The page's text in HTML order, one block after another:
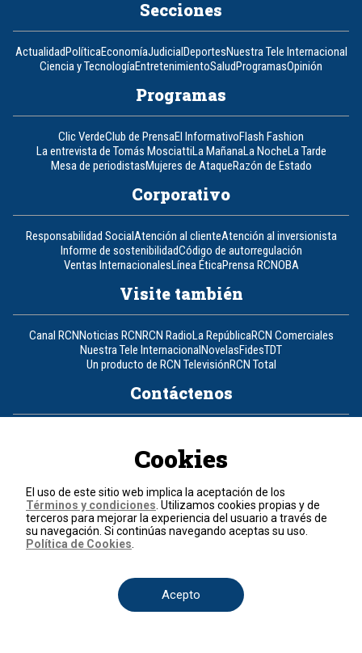
Secciones
ActualidadPolíticaEconomíaJudicialDeportesNuestra Tele Internacional
Ciencia y TecnologíaEntretenimientoSaludProgramasOpinión
Programas
Clic VerdeClub de PrensaEl InformativoFlash Fashion
La entrevista de Tomás MosciattiLa MañanaLa NocheLa Tarde
Mesa de periodistasMujeres de AtaqueRazón de Estado
Corporativo
Responsabilidad SocialAtención al clienteAtención al inversionista
Informe de sostenibilidadCódigo de autorregulación
Ventas InternacionalesLínea ÉticaPrensa RCNOBA
Visite también
Canal RCNNoticias RCNRCN RadioLa RepúblicaRCN Comerciales
Nuestra Tele InternacionalNovelasFidesTDT
Un producto de RCN TelevisiónRCN Total
Contáctenos
Política de cookies
Términos y condiciones
© 2026, RCN Medios.
Todos los derechos reservados.
Cookies
El uso de este sitio web implica la aceptación de los
Términos y condiciones . Utilizamos cookies propias y de
terceros para mejorar la experiencia del usuario a través de
su navegación. Si continúas navegando aceptas su uso.
Política de Cookies
Acepto